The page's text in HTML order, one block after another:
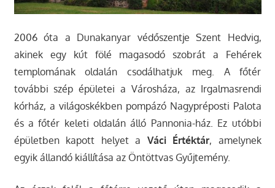
2006 óta a Dunakanyar védőszentje Szent Hedvig,
akinek egy kút fölé magasodó szobrát a Fehérek
templomának oldalán csodálhatjuk meg. A főtér
további szép épületei a Városháza, az Irgalmasrendi
kórház, a világoskékben pompázó Nagypréposti Palota
és a főtér keleti oldalán álló Pannonia-ház. Ez utóbbi
épületben kapott helyet a Váci Értéktár, amelynek
egyik állandó kiállítása az Öntöttvas Gyűjtemény.